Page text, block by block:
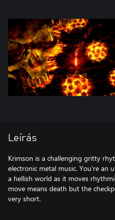
Leírás
Krimson is a challenging gritty
electronic metal music. You're an
a hellish world as it moves
move means death but the
very short.